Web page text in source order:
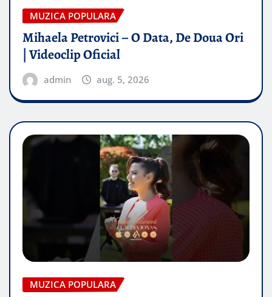
MUZICA POPULARA
Mihaela Petrovici – O Data, De Doua Ori
| Videoclip Oficial
admin aug. 5, 2026
MUZICA POPULARA